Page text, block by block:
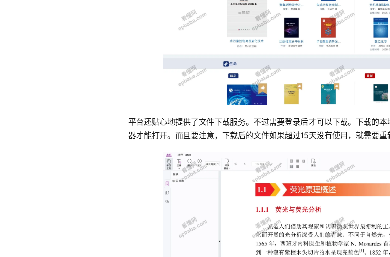
平台还贴心地提供了文件下载服务。不过需要登录后才可以下载。下载的
器才能打开。而且要注意，下载后的文件如果超过15天没有使用，就需要重